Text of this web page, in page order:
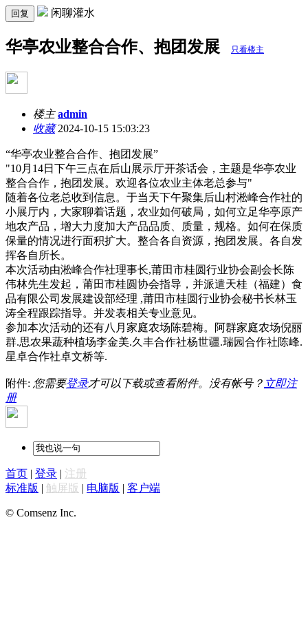
回复 闲聊灌水
华亭农业整合合作、抱团发展 只看楼主
楼主 admin
收藏2024-10-15 15:03:23
“华亭农业整合合作、抱团发展”
"10月14日下午三点在后山展示厅开茶话会，主题是华亭农业
整合合作，抱团发展。欢迎各位农业主体老总参与"
随着各位老总收到信息。于当天下午聚集后山村淞峰合作社的
小展厅内，大家聊着话题，农业如何破局，如何立足华亭原产
地农产品，增大力度加大产品品质、质量，规格。如何在保质
保量的情况进行面积扩大。整合各自资源，抱团发展。各自发
挥各自所长。
本次活动由淞峰合作社理事长,莆田市桂圆行业协会副会长陈
伟林先生发起，莆田市桂圆协会指导，并派遣天桂（福建）食
品有限公司发展建设部经理 ,莆田市桂圆行业协会秘书长林玉
涛全程跟踪指导。并发表相关专业意见。
参加本次活动的还有八月家庭农场陈碧梅。阿群家庭农场倪丽
群.思农果蔬种植场李金美.久丰合作社杨世疆.瑞园合作社陈峰.
星卓合作社卓文桥等.
附件: 您需要登录才可以下载或查看附件。没有帐号？ 立即注
册
首页 | 登录 | 注册
标准版 | 触屏版 | 电脑版 | 客户端
© Comsenz Inc.